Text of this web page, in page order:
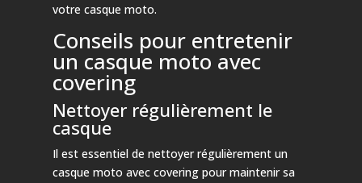
votre casque moto.
Conseils pour entretenir
un casque moto avec
covering
Nettoyer régulièrement le
casque
Il est essentiel de nettoyer régulièrement un
casque moto avec covering pour maintenir sa